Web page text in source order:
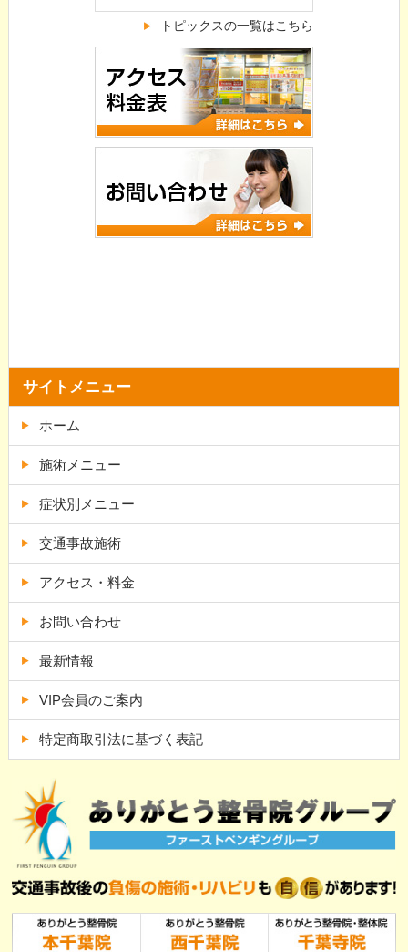
トピックスの一覧はこちら
サイトメニュー
ホーム
施術メニュー
症状別メニュー
交通事故施術
アクセス・料金
お問い合わせ
最新情報
VIP会員のご案内
特定商取引法に基づく表記